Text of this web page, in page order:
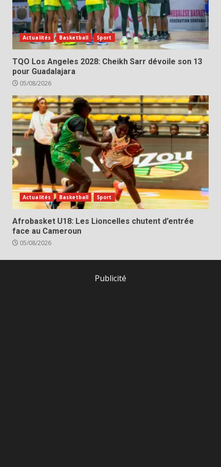
Actualités Basketball Sport
TQO Los Angeles 2028: Cheikh Sarr dévoile son 13
pour Guadalajara
05/08/2026
Actualités Basketball Sport
Afrobasket U18: Les Lioncelles chutent d’entrée
face au Cameroun
05/08/2026
Publicité